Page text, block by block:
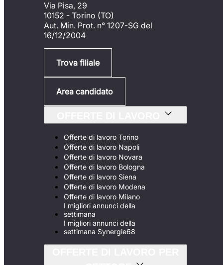
Via Pisa, 29
10152 - Torino (TO)
Aut. Min. Prot. n° 1207-SG del
16/12/2004
Trova filiale
Area candidato
Offerte di lavoro Torino
Offerte di lavoro Napoli
Offerte di lavoro Novara
Offerte di lavoro Bologna
Offerte di lavoro Siena
Offerte di lavoro Modena
Offerte di lavoro Milano
I migliori annunci della
settimana
I migliori annunci della
settimana Synergie68